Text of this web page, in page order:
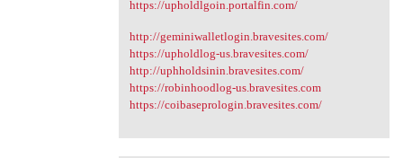
https://upholdlgoin.portalfin.com/
http://geminiwalletlogin.bravesites.com/
https://upholdlog-us.bravesites.com/
http://uphholdsinin.bravesites.com/
https://robinhoodlog-us.bravesites.com
https://coibaseprologin.bravesites.com/